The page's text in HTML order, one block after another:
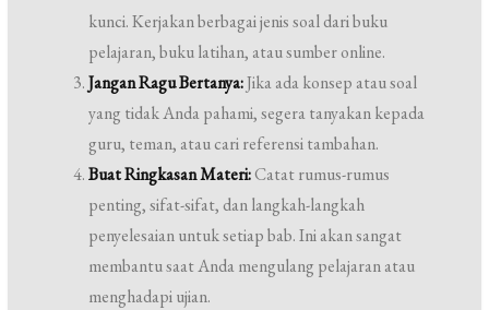
kunci. Kerjakan berbagai jenis soal dari buku
pelajaran, buku latihan, atau sumber online.
Jangan Ragu Bertanya:Jika ada konsep atau soal
yang tidak Anda pahami, segera tanyakan kepada
guru, teman, atau cari referensi tambahan.
Buat Ringkasan Materi:Catat rumus-rumus
penting, sifat-sifat, dan langkah-langkah
penyelesaian untuk setiap bab. Ini akan sangat
membantu saat Anda mengulang pelajaran atau
menghadapi ujian.